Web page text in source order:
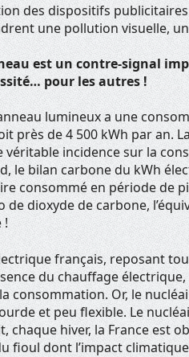
des dispositifs
une pollution visuelle,
est un contre-signal
pour les autres !
lumineux a une
près de 4 500 kWh par an.
véritable incidence sur la
le bilan carbone du kWh
consommé en période de
de dioxyde de carbone,
!
français, reposant
du chauffage
consommation. Or, le
et peu flexible. Le
chaque hiver, la France est
fioul dont l’impact